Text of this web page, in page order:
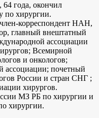
года, окончил
по хирургии.
корреспондент НАН,
главный внештатный
ассоциации
Всемирной
и онкологов;
ассоциации; почетный
России и стран СНГ ;
хирургов.
МЗ РБ по хирургии и
хирургии.